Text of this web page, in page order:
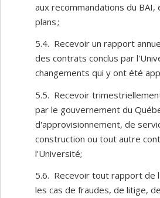
aux recommandations du BAI,
plans ;
5.4. Recevoir un rapport
des contrats conclus par
changements qui y ont été
5.5. Recevoir
par le gouvernement du
d'approvisionnement, de
construction ou tout autre
l'Université;
5.6. Recevoir tout rapport de
les cas de fraudes, de litige,